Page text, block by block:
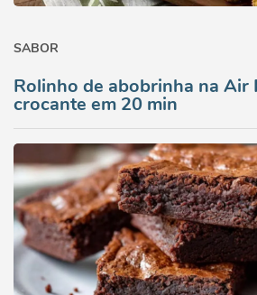
SABOR
Rolinho de abobrinha na Air
crocante em 20 min